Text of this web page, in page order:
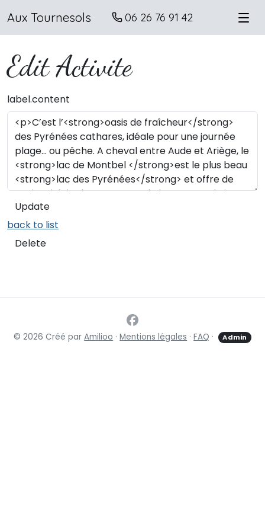
Aux Tournesols 06 26 76 91 42
Edit Activite
label.content
Update
back to list
Delete
© 2026 Créé parAmilioo ·Mentions légales ·FAQ · Admin